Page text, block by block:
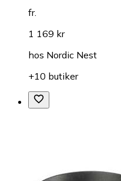
fr.
1 169 kr
hos Nordic Nest
+10 butiker